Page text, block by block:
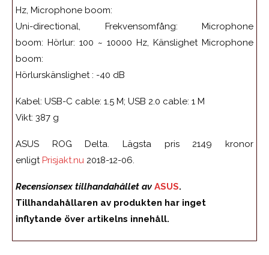
Hz, Microphone boom:
Uni-directional, Frekvensomfång: Microphone
boom: Hörlur: 100 ~ 10000 Hz, Känslighet Microphone
boom:
Hörlurskänslighet : -40 dB
Kabel: USB-C cable: 1.5 M; USB 2.0 cable: 1 M
Vikt: 387 g
ASUS ROG Delta. Lägsta pris 2149 kronor
enligt Prisjakt.nu 2018-12-06.
Recensionsex tillhandahållet av ASUS.
Tillhandahållaren av produkten har inget
inflytande över artikelns innehåll.